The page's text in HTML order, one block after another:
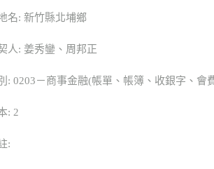
名: 新竹縣北埔鄉
人: 姜秀鑾、周邦正
: 0203－商事金融(帳單、帳簿、收銀字、會
: 2
: